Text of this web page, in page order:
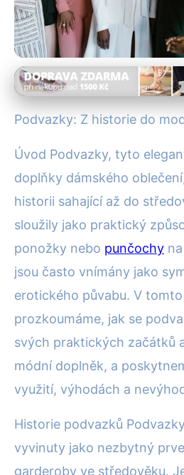
Historie spodního prádla
Od Středověku k
14. 6. 2025 · 4 min čtení · Autor:
Podvazky: Z historie do
Úvod Podvazky, tyto
doplňky dámského
historii sahající až do
sloužily jako praktický
ponožky nebo punčochy
jsou často vnímány jako
erotického půvabu. V
prozkoumáme, jak se
svých praktických začátků
módní doplněk, a
využití, výhodách a
Historie podvazků
vyvinuty jako nezbytný
garderoby ve středověku.